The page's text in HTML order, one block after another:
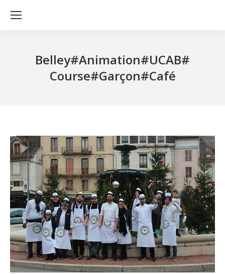
Belley#Animation#UCAB#
Course#Garçon#Café